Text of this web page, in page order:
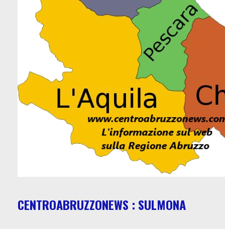
CENTROABRUZZONEWS : SULMONA